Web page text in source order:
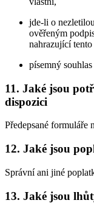
jde-li o
ověřeným
nahrazující tento
písemný
11. Jaké jsou
dispozici
Předepsané formuláře
12. Jaké jsou
Správní ani jiné
13. Jaké jsou